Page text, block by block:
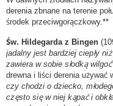
derenia zbnane na terenie
środek przeciwgorączkowy.**
Św. Hildegarda z Bingen
jadalny jest bardziej ciepły
zawiera w sobie słodką
drewna i liści derenia używać
czy chodzi o dziecko,
często się w niej kąpać i